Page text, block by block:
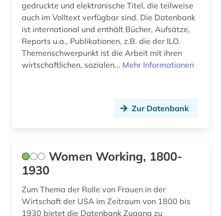
online-publikation (1)
organisation (1)
ostasien (1)
personal (1)
pflegepraxis (2)
gedruckte und elektronische Titel, die teilweise
auch im Volltext verfügbar sind. Die Datenbank
ist international und enthält Bücher, Aufsätze,
Reports u.a., Publikationen, z.B. die der ILO.
Themenschwerpunkt ist die Arbeit mit ihren
wirtschaftlichen, sozialen... Mehr Informationen
Zur Datenbank
Women Working, 1800-
1930
Zum Thema der Rolle von Frauen in der
Wirtschaft der USA im Zeitraum von 1800 bis
1930 bietet die Datenbank Zugang zu